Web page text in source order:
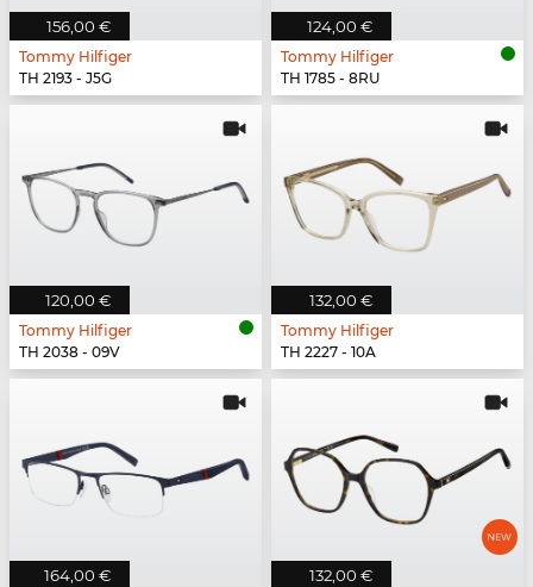
156,00 €
Tommy Hilfiger
TH 2193 - J5G
124,00 €
Tommy Hilfiger
TH 1785 - 8RU
120,00 €
Tommy Hilfiger
TH 2038 - 09V
132,00 €
Tommy Hilfiger
TH 2227 - 10A
164,00 € 132,00 €